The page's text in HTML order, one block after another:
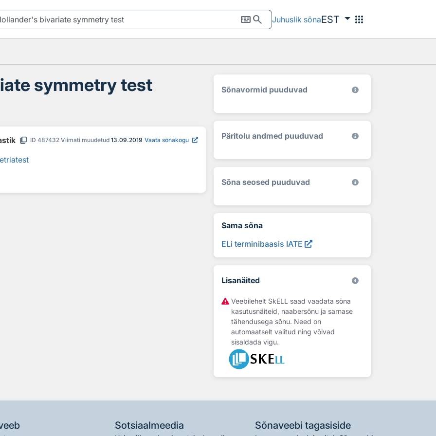
keyboardsearch Juhuslik sõnaEST apps
symmetry test
content_copy ID 487432 Viimati muudetud 13.09.2019 Vaata sõnakogu
Sõnavormid puuduvad
Päritolu andmed puuduvad
Sõna seosed puuduvad
Sama sõna
ELi terminibaasis IATE
Lisanäited
Veebilehelt SkELL saad vaadata sõna
kasutusnäiteid, naabersõnu ja sarnase
tähendusega sõnu. Need on
automaatselt valitud ning võivad
sisaldada vigu.
Sotsiaalmeedia Sõnaveebi tagasiside